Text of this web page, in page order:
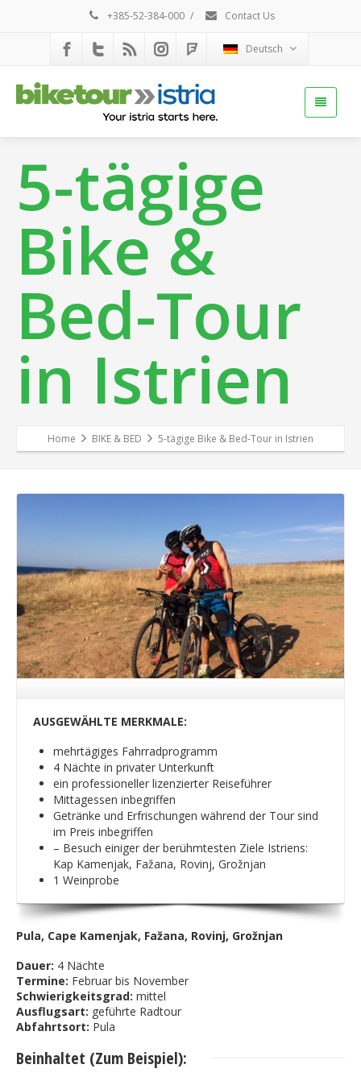
+385-52-384-000 / Contact Us
Deutsch
5-tägige
Bike &
Bed-Tour
in Istrien
Home BIKE & BED 5-tägige Bike & Bed-Tour in Istrien
AUSGEWÄHLTE MERKMALE:
mehrtägiges Fahrradprogramm
4 Nächte in privater Unterkunft
ein professioneller lizenzierter Reiseführer
Mittagessen inbegriffen
Getränke und Erfrischungen während der Tour sind
im Preis inbegriffen
– Besuch einiger der berühmtesten Ziele Istriens:
Kap Kamenjak, Fažana, Rovinj, Grožnjan
1 Weinprobe
Pula, Cape Kamenjak, Fažana, Rovinj, Grožnjan
Dauer: 4 Nächte
Termine: Februar bis November
Schwierigkeitsgrad: mittel
Ausflugsart: geführte Radtour
Abfahrtsort: Pula
Beinhaltet (Zum Beispiel):